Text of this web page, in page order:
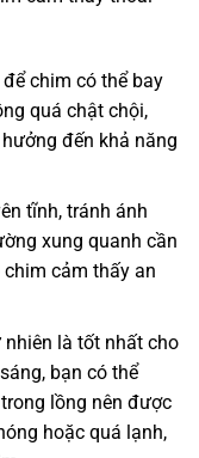
chim có thể bay
quá chật chội,
đến khả năng
tĩnh, tránh ánh
xung quanh cần
cảm thấy an
nhiên là tốt nhất cho
bạn có thể
lồng nên được
hoặc quá lạnh,